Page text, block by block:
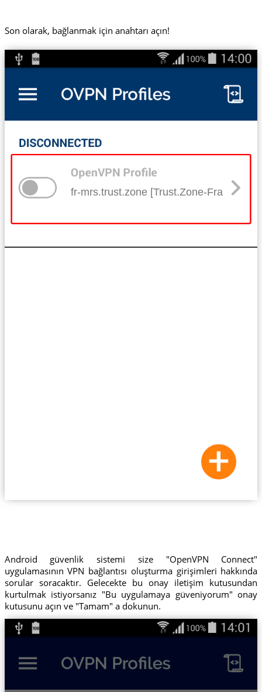
Son olarak, bağlanmak için anahtarı açın!
fr-mrs.trust.zone [Trust.Zone-France-
Android güvenlik sistemi size "OpenVPN Connect"
uygulamasının VPN bağlantısı oluşturma girişimleri hakkında
sorular soracaktır. Gelecekte bu onay iletişim kutusundan
kurtulmak istiyorsanız "Bu uygulamaya güveniyorum" onay
kutusunu açın ve "Tamam" a dokunun.